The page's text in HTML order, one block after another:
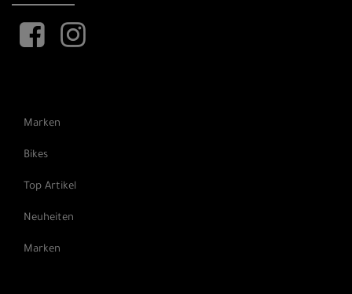
Marken
Bikes
Top Artikel
Neuheiten
Marken